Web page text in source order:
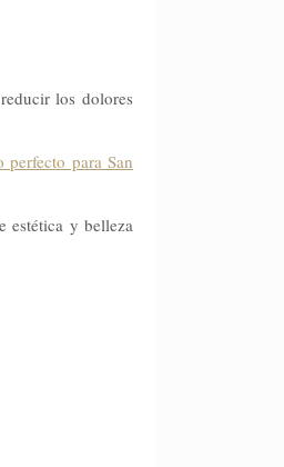
los dolores
perfecto para San
estética y belleza